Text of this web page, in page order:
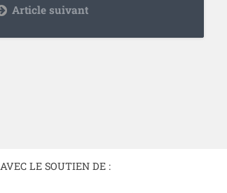
Article suivant
AVEC LE SOUTIEN DE :